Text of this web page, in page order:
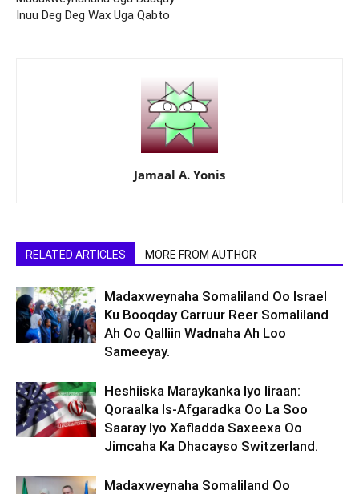
Inuu Deg Deg Wax Uga Qabto
Jamaal A. Yonis
RELATED ARTICLES MORE FROM AUTHOR
Madaxweynaha Somaliland Oo Israel
Ku Booqday Carruur Reer Somaliland
Ah Oo Qalliin Wadnaha Ah Loo
Sameeyay.
Heshiiska Maraykanka Iyo Iiraan:
Qoraalka Is-Afgaradka Oo La Soo
Saaray Iyo Xafladda Saxeexa Oo
Jimcaha Ka Dhacayso Switzerland.
Madaxweynaha Somaliland Oo